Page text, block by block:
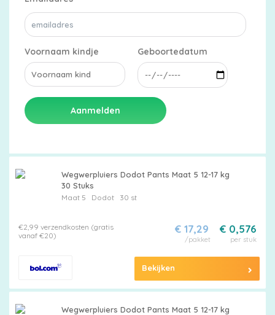
Voornaam kindje Geboortedatum
Aanmelden
Wegwerpluiers Dodot Pants Maat 5 12-17 kg
30 Stuks
Maat 5 Dodot30 st
€2,99 verzendkosten (gratis
vanaf €20)
€ 0,576
per stuk
€ 17,29
/pakket
Bekijken
Wegwerpluiers Dodot Pants Maat 5 12-17 kg